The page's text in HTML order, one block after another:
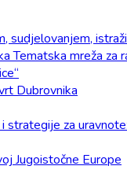
sudjelovanjem,
Tematska mreža za
Dubrovnika
strategije za
Jugoistočne Europe